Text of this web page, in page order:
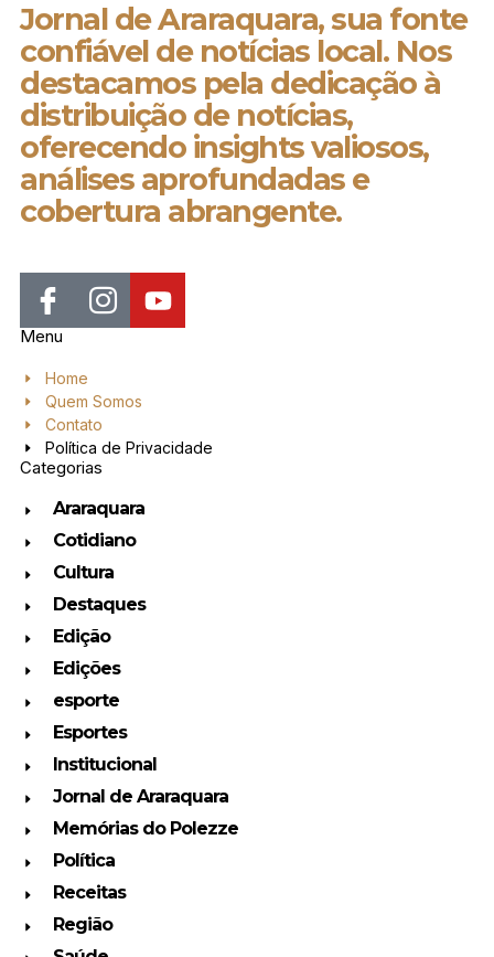
Jornal de Araraquara, sua fonte
confiável de notícias local. Nos
destacamos pela dedicação à
distribuição de notícias,
oferecendo insights valiosos,
análises aprofundadas e
cobertura abrangente.
Menu
Home
Quem Somos
Contato
Política de Privacidade
Categorias
Araraquara
Cotidiano
Cultura
Destaques
Edição
Edições
esporte
Esportes
Institucional
Jornal de Araraquara
Memórias do Polezze
Política
Receitas
Região